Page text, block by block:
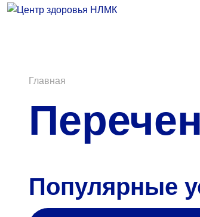
Анализы
Диагностика
Акции
Пациентам
Вакансии
Главная
Популярные